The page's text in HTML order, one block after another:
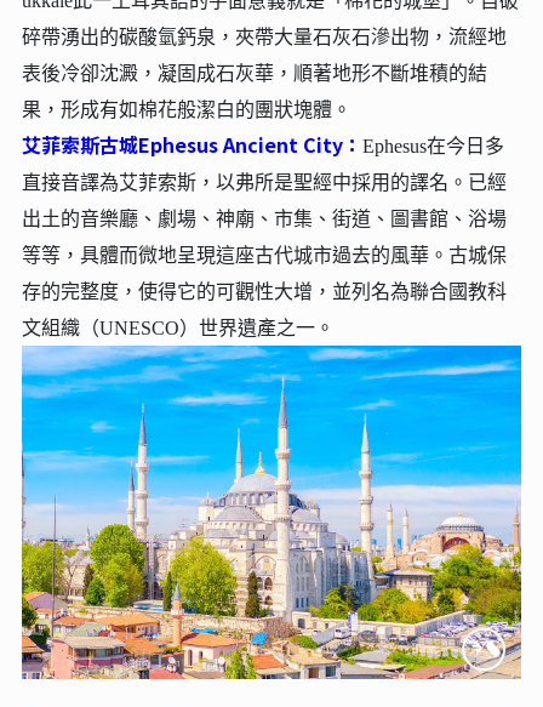
碎帶湧出的碳酸氫鈣泉，夾帶大量石灰石滲出物，流經地
表後冷卻沈澱，凝固成石灰華，順著地形不斷堆積的結
果，形成有如棉花般潔白的團狀塊體。
艾菲索斯古城Ephesus Ancient City： Ephesus在今日多
直接音譯為艾菲索斯，以弗所是聖經中採用的譯名。已經
出土的音樂廳、劇場、神廟、市集、街道、圖書館、浴場
等等，具體而微地呈現這座古代城市過去的風華。古城保
存的完整度，使得它的可觀性大增，並列名為聯合國教科
文組織（UNESCO）世界遺產之一。